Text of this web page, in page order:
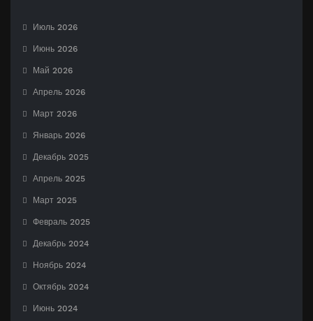
Июль 2026
Июнь 2026
Май 2026
Апрель 2026
Март 2026
Январь 2026
Декабрь 2025
Апрель 2025
Март 2025
Февраль 2025
Декабрь 2024
Ноябрь 2024
Октябрь 2024
Июнь 2024